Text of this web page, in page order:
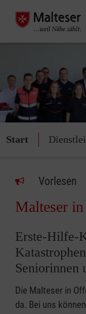
Start
Vorlesen
Malteser
Erste-Hilfe-
Seniorinnen
Die Malteser in
da. Bei uns